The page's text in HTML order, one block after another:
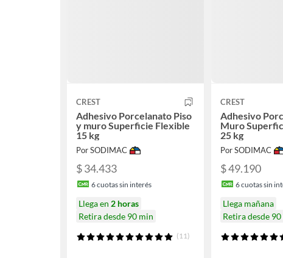
CREST
Adhesivo Porcelanato Piso
y muro Superficie Flexible
15 kg
Por SODIMAC
$ 34.433
6cuotas sin interés
Llega en 2 horas
Retira desde 90 min
(11)
CREST
Adhesivo
Muro
25 kg
Por SODIMAC
$ 49.190
6cuotas sin
Llega mañana
Retira desde